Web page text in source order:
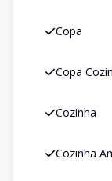
Copa
Copa
Cozinha
Cozinha